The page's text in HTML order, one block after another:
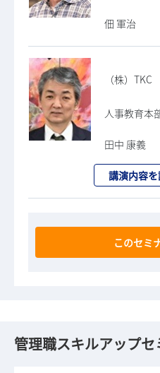
佃 軍治
（
人事教育本
田中 康義
講演内容
このセミ
管理職スキルアップセ